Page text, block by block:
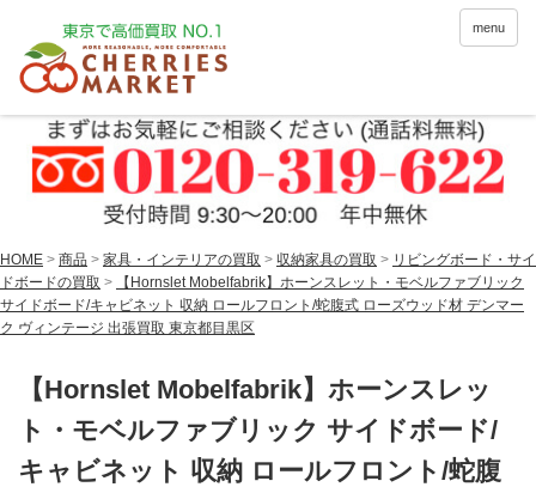
menu
HOME > 商品 > 家具・インテリアの買取 > 収納家具の買取 > リビングボード・サイ
ドボードの買取 >
【Hornslet Mobelfabrik】ホーンスレット・モベルファブリック
サイドボード/キャビネット 収納 ロールフロント/蛇腹式 ローズウッド材 デンマー
ク ヴィンテージ 出張買取 東京都目黒区
【Hornslet Mobelfabrik】ホーンスレッ
ト・モベルファブリック サイドボード/
キャビネット 収納 ロールフロント/蛇腹